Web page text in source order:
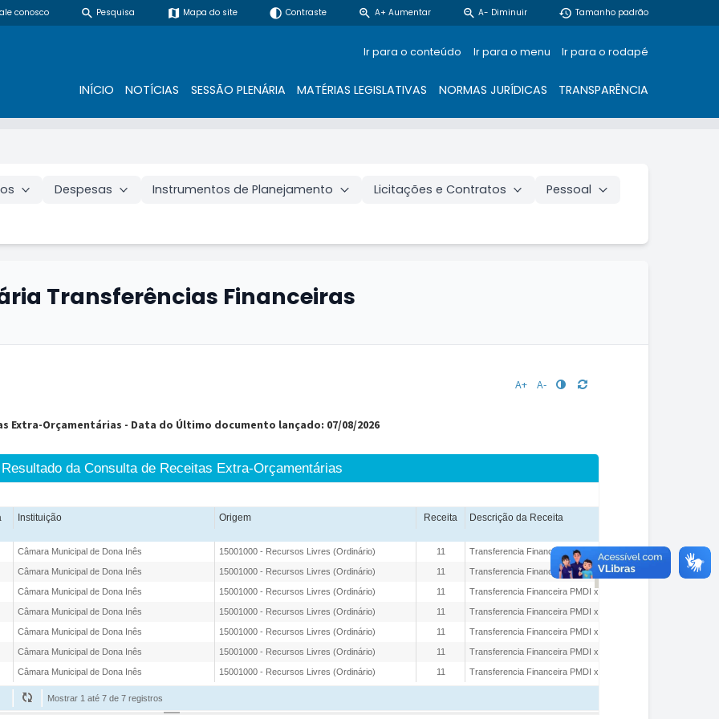
conosco search Pesquisa map Mapa do site contrast Contraste zoom_in A+ Aumentar zoom_out A- Diminuir restore Tamanho padrão
Ir para o conteúdo Ir para o menu Ir para o rodapé
INÍCIO NOTÍCIAS SESSÃO PLENÁRIA MATÉRIAS LEGISLATIVAS NORMAS JURÍDICAS TRANSPARÊNCIA
Despesas Instrumentos de Planejamento Licitações e Contratos
Pessoal
Transferências Financeiras